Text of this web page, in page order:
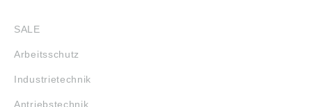
SALE
Arbeitsschutz
Industrietechnik
Antriebstechnik